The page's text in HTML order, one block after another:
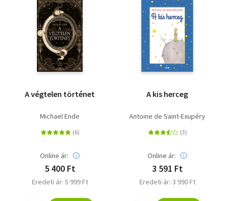
A végtelen történet
Michael Ende
Online ár:
5 400 Ft
Eredeti ár: 5 999 Ft
A kis herceg
Antoine de Saint-Exupéry
Online ár:
3 591 Ft
Eredeti ár: 3 990 Ft